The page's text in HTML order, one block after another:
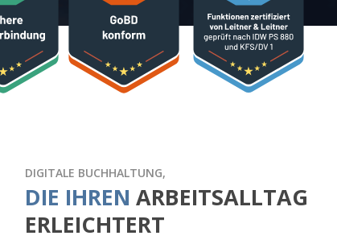
DIGITALE BUCHHALTUNG,
DIE IHREN ARBEITSALLTAG
ERLEICHTERT